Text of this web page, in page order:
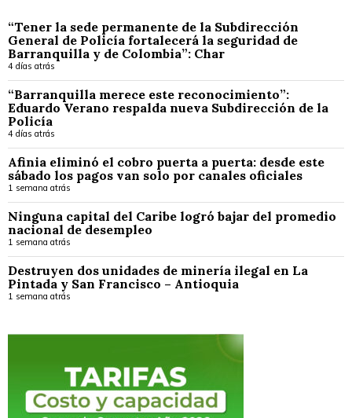
“Tener la sede permanente de la Subdirección
General de Policía fortalecerá la seguridad de
Barranquilla y de Colombia”: Char
4 días atrás
“Barranquilla merece este reconocimiento”:
Eduardo Verano respalda nueva Subdirección de la
Policía
4 días atrás
Afinia eliminó el cobro puerta a puerta: desde este
sábado los pagos van solo por canales oficiales
1 semana atrás
Ninguna capital del Caribe logró bajar del promedio
nacional de desempleo
1 semana atrás
Destruyen dos unidades de minería ilegal en La
Pintada y San Francisco – Antioquia
1 semana atrás